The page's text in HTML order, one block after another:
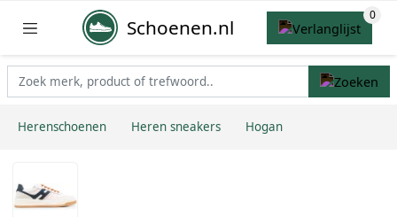
Schoenen.nl
Herenschoenen Heren sneakers Hogan